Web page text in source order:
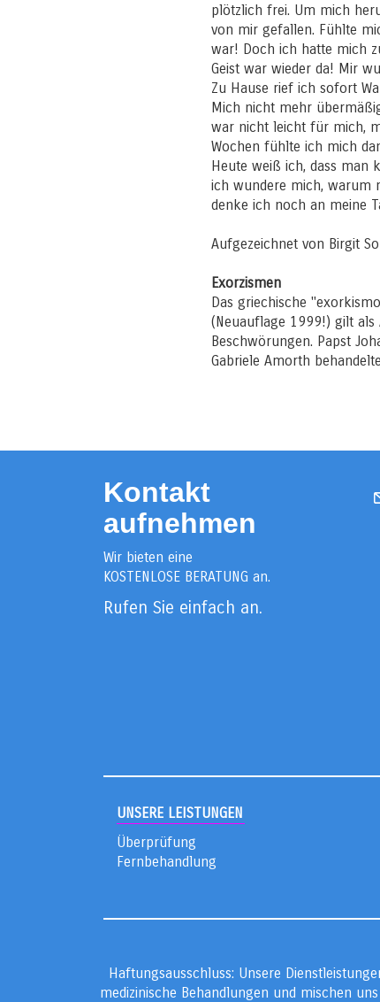
plötzlich frei. Um mich
von mir gefallen. Fühlte
war! Doch ich hatte mich
Geist war wieder da! Mir
Zu Hause rief ich sofort
Mich nicht mehr
war nicht leicht für mich,
Wochen fühlte ich mich
Heute weiß ich, dass man
ich wundere mich, warum
denke ich noch an meine
Aufgezeichnet von Birgit
Exorzismen
Das griechische
(Neuauflage 1999!) gilt als
Beschwörungen. Papst
Gabriele Amorth
Kontakt
aufnehmen
Wir bieten eine
KOSTENLOSE BERATUNG an.
Rufen Sie einfach an.
UNSERE LEISTUNGEN
Überprüfung
Fernbehandlung
Haftungsausschluss: Unsere
medizinische Behandlungen und mischen